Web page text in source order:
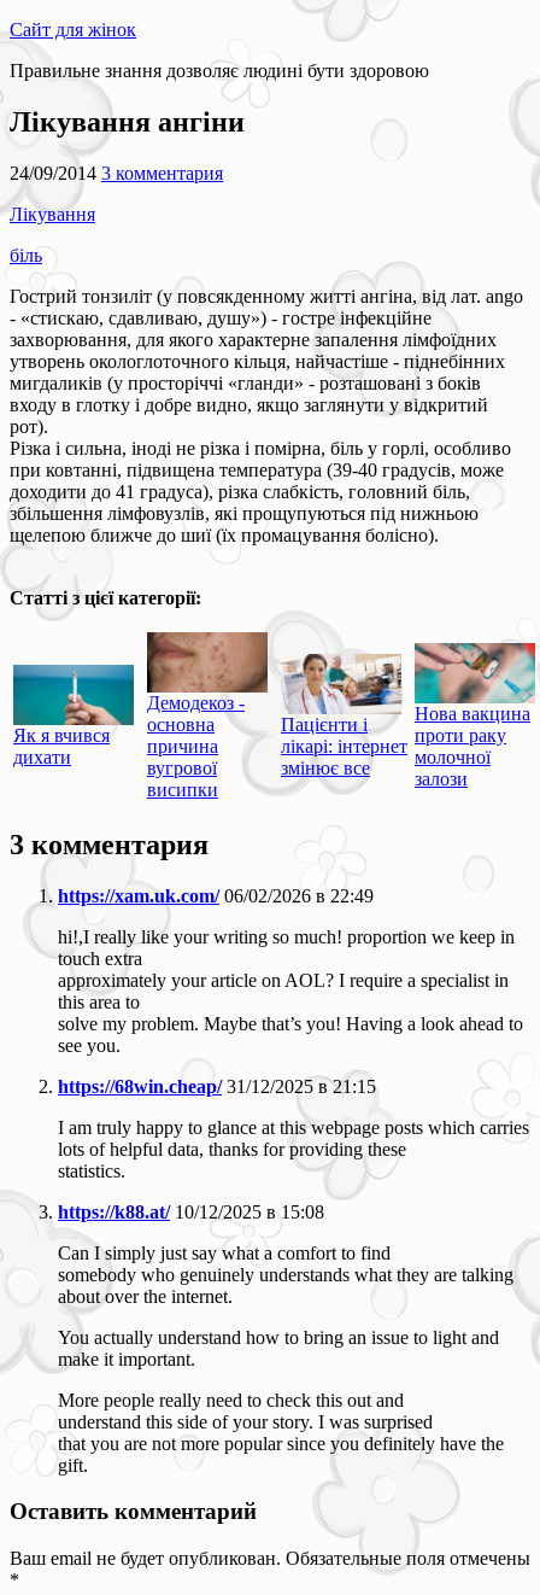
Сайт для жінок
Правильне знання дозволяє людині бути здоровою
Лікування ангіни
24/09/2014 3 комментария
Лікування
біль
Гострий тонзиліт (у повсякденному житті ангіна, від лат. ango
- «стискаю, сдавливаю, душу») - гостре інфекційне
захворювання, для якого характерне запалення лімфоїдних
утворень окологлоточного кільця, найчастіше - піднебінних
мигдаликів (у просторіччі «гланди» - розташовані з боків
входу в глотку і добре видно, якщо заглянути у відкритий
рот).
Різка і сильна, іноді не різка і помірна, біль у горлі, особливо
при ковтанні, підвищена температура (39-40 градусів, може
доходити до 41 градуса), різка слабкість, головний біль,
збільшення лімфовузлів, які прощупуються під нижньою
щелепою ближче до шиї (їх промацування болісно).
Статті з цієї категорії:
Як я вчився
дихати
Демодекоз -
основна
причина
вугрової
висипки
Пацієнти і
лікарі: інтернет
змінює все
Нова вакцина
проти раку
молочної
залози
3 комментария
https://xam.uk.com/ 06/02/2026 в 22:49
hi!,I really like your writing so much! proportion we keep in
touch extra
approximately your article on AOL? I require a specialist in
this area to
solve my problem. Maybe that’s you! Having a look ahead to
see you.
https://68win.cheap/ 31/12/2025 в 21:15
I am truly happy to glance at this webpage posts which carries
lots of helpful data, thanks for providing these
statistics.
https://k88.at/ 10/12/2025 в 15:08
Can I simply just say what a comfort to find
somebody who genuinely understands what they are talking
about over the internet.
You actually understand how to bring an issue to light and
make it important.
More people really need to check this out and
understand this side of your story. I was surprised
that you are not more popular since you definitely have the
gift.
Оставить комментарий
Ваш email не будет опубликован. Обязательные поля отмечены
*